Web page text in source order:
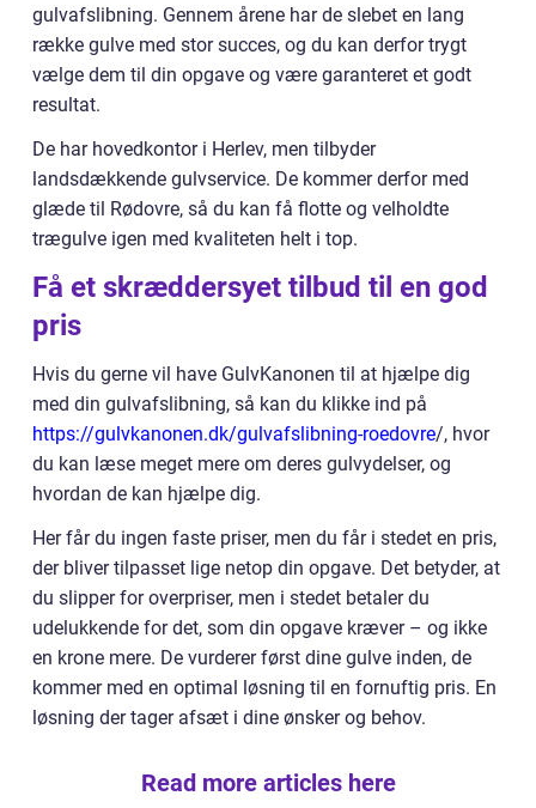
gulvafslibning. Gennem årene har de slebet en lang
række gulve med stor succes, og du kan derfor trygt
vælge dem til din opgave og være garanteret et godt
resultat.
De har hovedkontor i Herlev, men tilbyder
landsdækkende gulvservice. De kommer derfor med
glæde til Rødovre, så du kan få flotte og velholdte
trægulve igen med kvaliteten helt i top.
Få et skræddersyet tilbud til en god
pris
Hvis du gerne vil have GulvKanonen til at hjælpe dig
med din gulvafslibning, så kan du klikke ind på
https://gulvkanonen.dk/gulvafslibning-roedovre/, hvor
du kan læse meget mere om deres gulvydelser, og
hvordan de kan hjælpe dig.
Her får du ingen faste priser, men du får i stedet en pris,
der bliver tilpasset lige netop din opgave. Det betyder, at
du slipper for overpriser, men i stedet betaler du
udelukkende for det, som din opgave kræver – og ikke
en krone mere. De vurderer først dine gulve inden, de
kommer med en optimal løsning til en fornuftig pris. En
løsning der tager afsæt i dine ønsker og behov.
Read more articles here